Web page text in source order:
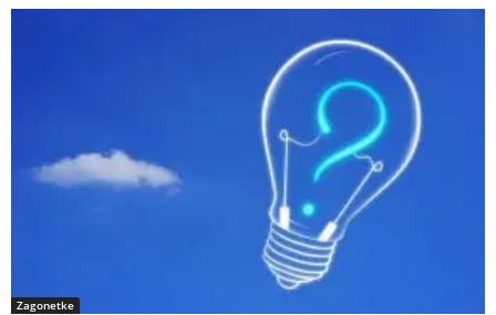
Zagonetke